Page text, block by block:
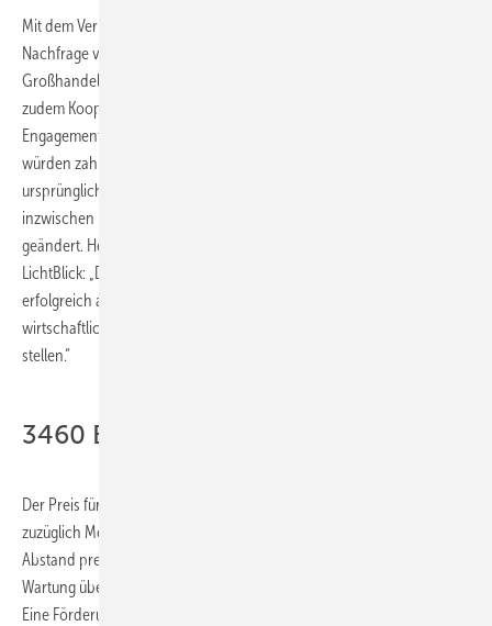
Mit dem Verkauf der ZuhauseKraftwerke reagiere man auf die
Nachfrage von Architekten, Planern und Immobilienbesitzern sowie
Großhandel und Handwerk in der Heizungsbranche. LichtBlick strebt
zudem Kooperationen mit Stadtwerken an und will zudem sein
Engagement im öffentlichen Sektor verstärken. Auch aus dem Ausland
würden zahlreiche Anfragen vorliegen. Der Anlagenverkauf war
ursprünglich nicht vorgesehen (
inzwischen haben sich aber auch die Randbedingungen deutlich
geändert. Heiko von Tschischwitz, Vorstandsvorsitzender von
LichtBlick: „Die Einführungsphase der ZuhauseKraftwerke ist
erfolgreich abgeschlossen. Wir haben jetzt die technische und
wirtschaftliche Reife erreicht, um das Geschäft auf eine breite Basis zu
stellen.“
3460 Euro Mini-KWK-Zuschuss
Der Preis für ein ZuhauseKraftwerk (Erdgas H/L) beträgt 27.990 Euro
zuzüglich Mehrwertsteuer und Installationskosten. Es ist damit das mit
Abstand preisgünstigste BHKW seiner Leistungsklasse. Einbau und
Wartung übernehmen qualifizierte Handwerkspartner von LichtBlick.
Eine Förderung über das vom BAFA administrierte